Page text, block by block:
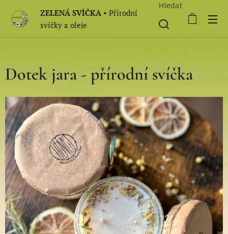
ZELENÁ SVÍČKA • Přírodní
svíčky a oleje
Hledat
Dotek jara - přírodní svíčka